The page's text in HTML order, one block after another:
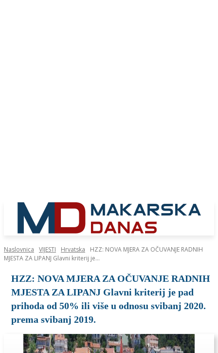
Naslovnica VIJESTI Hrvatska
HZZ: NOVA MJERA ZA OČUVANJE RADNIH
MJESTA ZA LIPANJ Glavni kriterij je...
HZZ: NOVA MJERA ZA OČUVANJE RADNIH
MJESTA ZA LIPANJ Glavni kriterij je pad
prihoda od 50% ili više u odnosu svibanj 2020.
prema svibanj 2019.